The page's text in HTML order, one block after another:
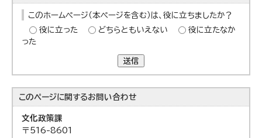
このホームページ（本ページを含む）は、役に立ちましたか？
役に立った
どちらともいえない
役に立たなか
った
送信
このページに関するお問い合わせ
文化政策課
〒516-8601